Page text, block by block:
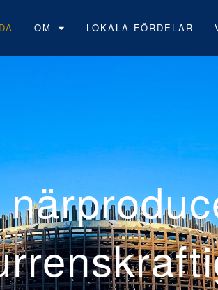
OM LOKALA FÖRDELAR